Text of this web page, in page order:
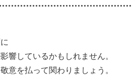
響しているかもしれません。
意を払って関わりましょう。